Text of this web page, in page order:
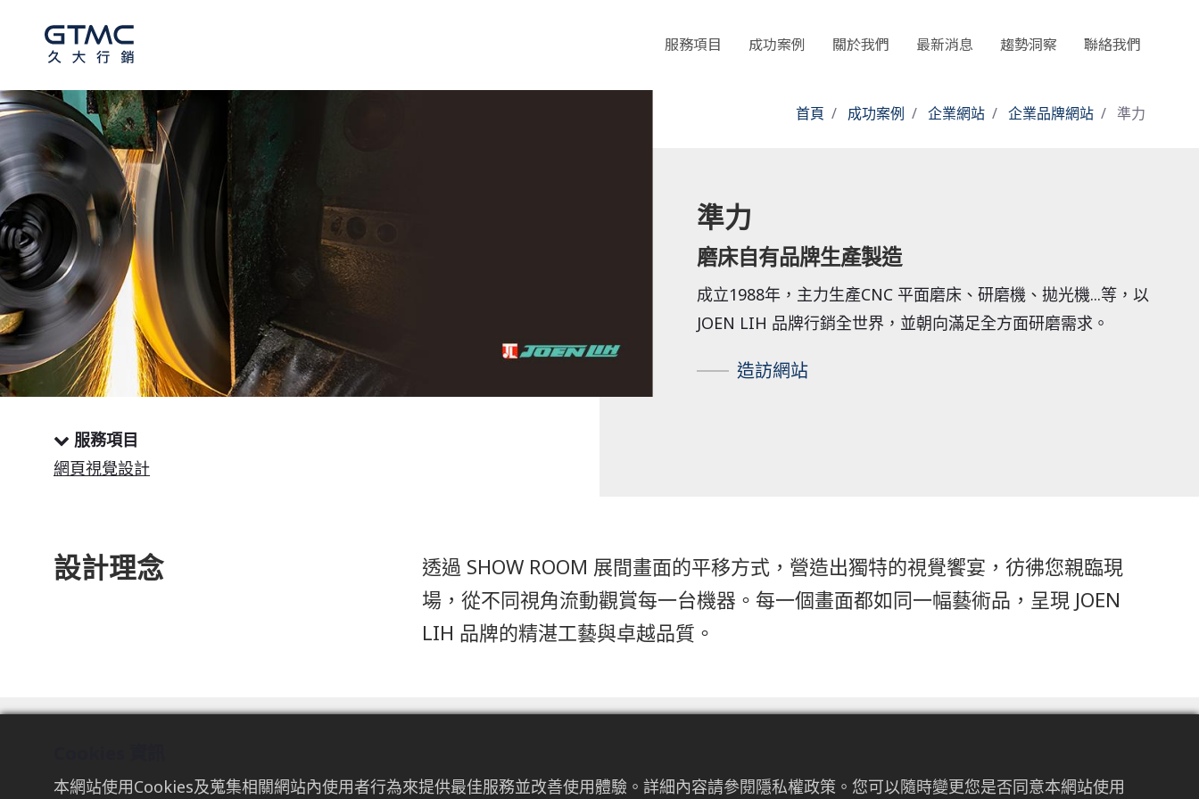
服務項目 成功案例 關於我們 最新消息 趨勢洞察 聯絡我們
首頁 成功案例 企業網站 企業品牌網站 準力
服務項目
網頁視覺設計
準力
磨床自有品牌生產製造
成立1988年，主力生產CNC 平面磨床、研磨機、拋光機...等，以
JOEN LIH 品牌行銷全世界，並朝向滿足全方面研磨需求。
造訪網站
設計理念
透過 SHOW ROOM 展間畫面的平移方式，營造出獨特的視覺饗宴，彷彿您親臨現
場，從不同視角流動觀賞每一台機器。每一個畫面都如同一幅藝術品，呈現 JOEN
LIH 品牌的精湛工藝與卓越品質。
本網站使用Cookies及蒐集相關網站內使用者行為來提供最佳服務並改善使用體驗。詳細內容請參閱隱私權政策。您可以隨時變更您是否同意本網站使用